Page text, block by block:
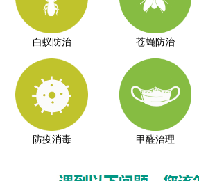
白蚁防治 苍蝇防治
防疫消毒 甲醛治理